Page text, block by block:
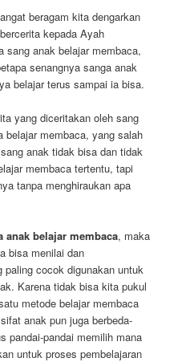
beragam kita dengarkan
kepada Ayah
sang anak belajar membaca,
senangnya sanga anak
belajar terus sampai ia bisa.
yang diceritakan oleh sang
belajar membaca, yang salah
anak tidak bisa dan tidak
membaca tertentu, tapi
tanpa menghiraukan apa
anak belajar membaca, maka
bisa menilai dan
paling cocok digunakan untuk
Karena tidak bisa kita pukul
metode belajar membaca
anak pun juga berbeda-
pandai-pandai memilih mana
untuk proses pembelajaran